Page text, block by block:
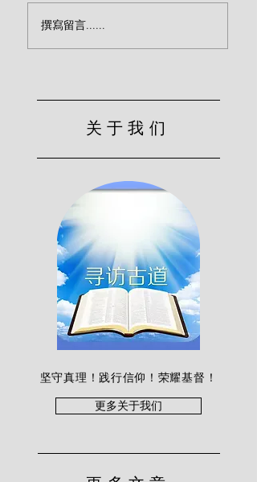
·府来）
撰寫留言......
关于我们
坚守真理！践行信仰！荣耀基督！
更多关于我们